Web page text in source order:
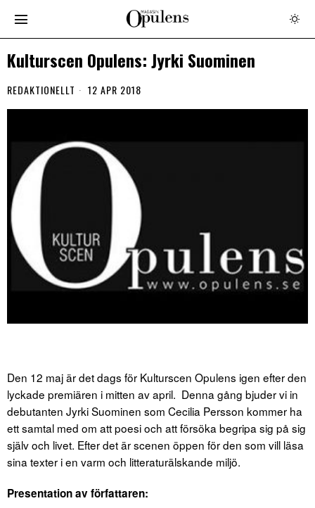
Kulturscen Opulens: Jyrki Suominen
REDAKTIONELLT 12 APR 2018
Den 12 maj är det dags för Kulturscen Opulens igen efter den
lyckade premiären i mitten av april. Denna gång bjuder vi in
debutanten Jyrki Suominen som Cecilia Persson kommer ha
ett samtal med om att poesi och att försöka begripa sig på sig
själv och livet. Efter det är scenen öppen för den som vill läsa
sina texter i en varm och litteraturälskande miljö.
Presentation av författaren: